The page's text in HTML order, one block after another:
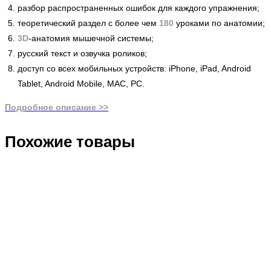
раз­бор рас­прос­тра­нен­ных оши­бок для каж­до­го уп­раж­не­ния;
те­оре­ти­чес­кий раз­дел с бо­лее чем 180 уро­ка­ми по ана­то­мии;
3D-ана­то­мия мы­шеч­ной сис­те­мы;
рус­ский текст и оз­вуч­ка ро­ли­ков;
дос­туп со всех мо­биль­ных ус­трой­ств: iPhone, iPad, Android
Tablet, Android Mobile, MAС, PC.
Подробное описание >>
Похожие товары